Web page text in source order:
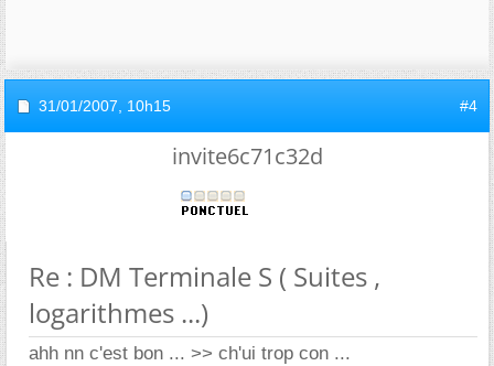
31/01/2007, 10h15 #4
invite6c71c32d
Re : DM Terminale S ( Suites ,
logarithmes ...)
ahh nn c'est bon ... >> ch'ui trop con ...